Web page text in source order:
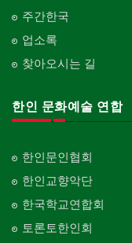
주간한국
업소록
찾아오시는 길
한인 문화예술 연합
한인문인협회
한인교향악단
한국학교연합회
토론토한인회